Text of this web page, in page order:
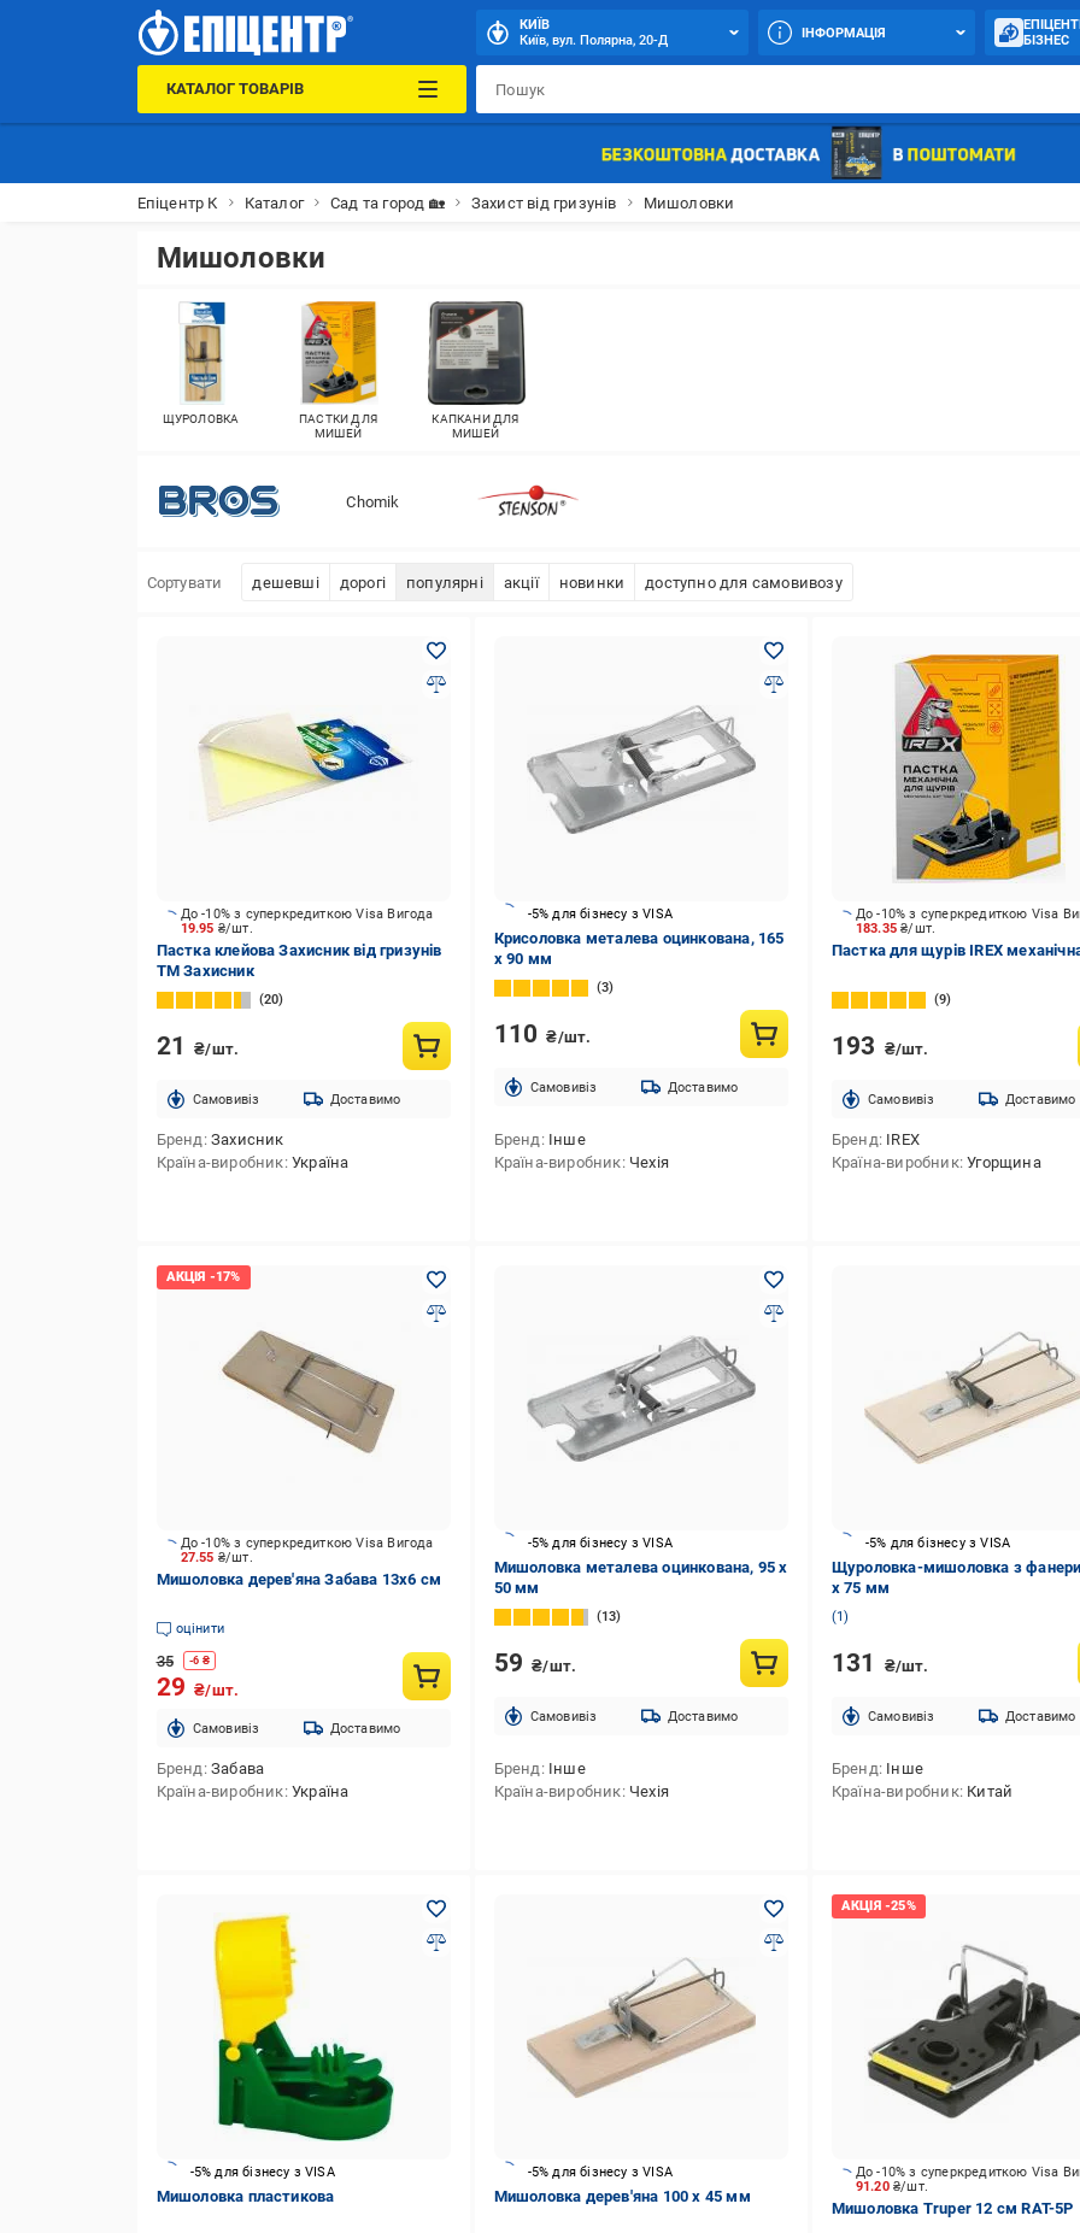
КИЇВ
Київ, вул. Полярна, 20-Д
ІНФОРМАЦІЯ
БІЗНЕС
КАТАЛОГ ТОВАРІВ
Епіцентр К Каталог Сад та город 🏡 Захист від гризунів Мишоловки
Мишоловки
ЩУРОЛОВКА
ПАСТКИ ДЛЯ
МИШЕЙ
КАПКАНИ ДЛЯ
МИШЕЙ
Chomik
Сортувати дешевші дорогі популярні акції новинки доступно для самовивозу
19.95 ₴/шт.
До -10% з суперкредиткою Visa Вигода
Пастка клейова Захисник від гризунів
ТМ Захисник
20
21 ₴/шт.
Cамовивіз Доставимо
Бренд Захисник
Країна-виробник Україна
-5% для бізнесу з VISA
Крисоловка металева оцинкована, 165
x 90 мм
3
110 ₴/шт.
Cамовивіз Доставимо
Бренд Інше
Країна-виробник Чехія
183.35₴/шт.
До -10% з суперкредиткою Visa
Пастка для щурів IREX
9
193 ₴/шт.
Cамовивіз Доставимо
Бренд IREX
Країна-виробник Угорщина
27.55 ₴/шт.
До -10% з суперкредиткою Visa Вигода
Мишоловка дерев'яна Забава 13x6 см
оцінити
35 -6 ₴
29 ₴/шт.
Cамовивіз Доставимо
Бренд Забава
Країна-виробник Україна
-5% для бізнесу з VISA
Мишоловка металева оцинкована, 95 x
50 мм
13
59 ₴/шт.
Cамовивіз Доставимо
Бренд Інше
Країна-виробник Чехія
-5% для бізнесу з VISA
Щуроловка-мишоловка з
x 75 мм
1
131 ₴/шт.
Cамовивіз Доставимо
Бренд Інше
Країна-виробник Китай
-5% для бізнесу з VISA
Мишоловка пластикова
-5% для бізнесу з VISA
Мишоловка дерев'яна 100 x 45 мм
91.20 ₴/шт.
До -10% з суперкредиткою Visa
Мишоловка Truper 12 см RAT-5P